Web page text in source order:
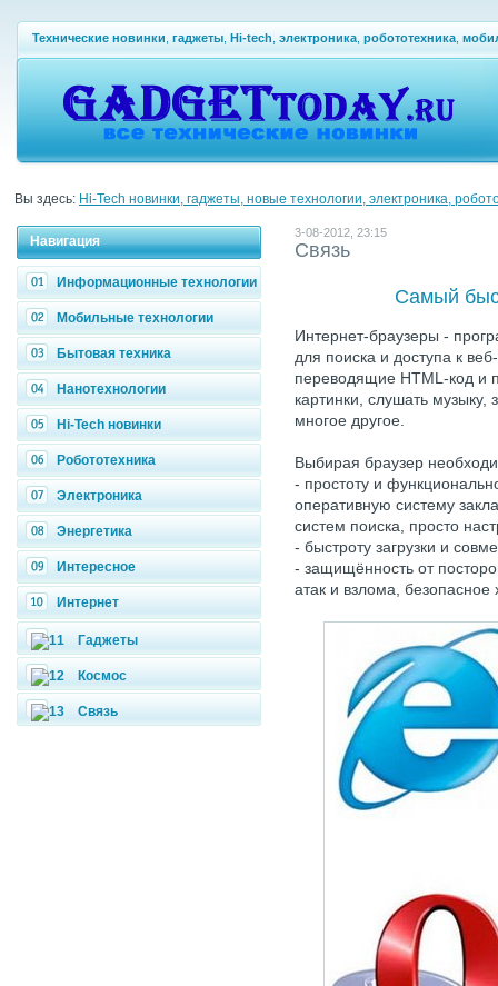
Технические новинки гаджеты Hi-tech электроника робототехника
Вы здесь: Hi-Tech новинки, гаджеты, новые технологии, электроника,
Навигация
Информационные технологии
Мобильные технологии
Бытовая техника
Нанотехнологии
Hi-Tech новинки
Робототехника
Электроника
Энергетика
Интересное
Интернет
Гаджеты
Космос
Связь
3-08-2012, 23:15
Связь
Самый
Интернет-браузеры -
для поиска и доступа к
переводящие HTML-код и
картинки, слушать музыку,
многое другое.
Выбирая браузер
- простоту и
оперативную систему
систем поиска, просто
- быстроту загрузки и
- защищённость от
атак и взлома,